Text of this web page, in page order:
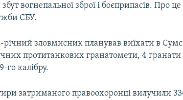
вогнепальної зброї і боєприпасів. Про
СБУ.
зловмисник планував виїхати в
протитанкових гранатомети, 4
го калібру.
затриманого правоохоронці вилучили